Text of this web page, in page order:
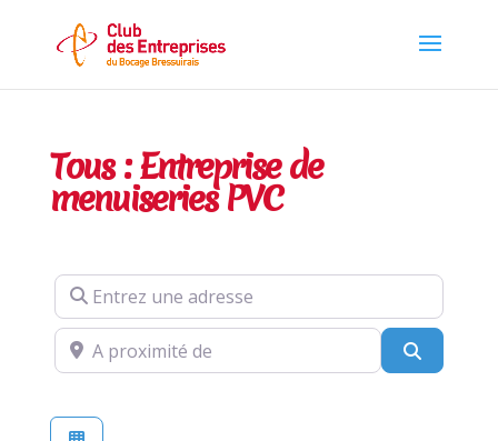
Tous : Entreprise de
menuiseries PVC
Entrez une adresse
A proximité de